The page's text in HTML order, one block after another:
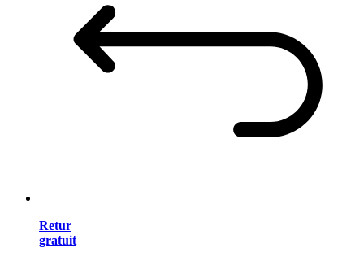
Retur
gratuit